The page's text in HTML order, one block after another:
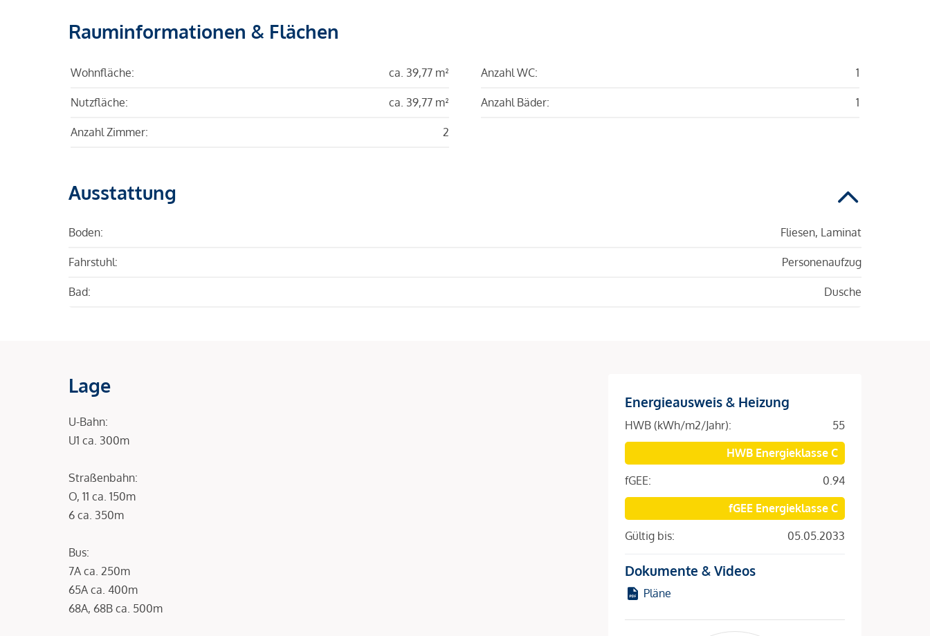
Rauminformationen & Flächen
Wohnfläche: ca. 39,77 m²
Nutzfläche: ca. 39,77 m²
Anzahl Zimmer: 2
Anzahl WC: 1
Anzahl Bäder: 1
Ausstattung
Boden: Fliesen, Laminat
Fahrstuhl: Personenaufzug
Bad: Dusche
Lage
U-Bahn:
U1 ca. 300m
Straßenbahn:
O, 11 ca. 150m
6 ca. 350m
Bus:
7A ca. 250m
65A ca. 400m
68A, 68B ca. 500m
Energieausweis & Heizung
HWB (kWh/m2/Jahr):
55
HWB Energieklasse C
fGEE:
0.94
fGEE Energieklasse C
Gültig bis:
05.05.2033
Dokumente & Videos
Pläne